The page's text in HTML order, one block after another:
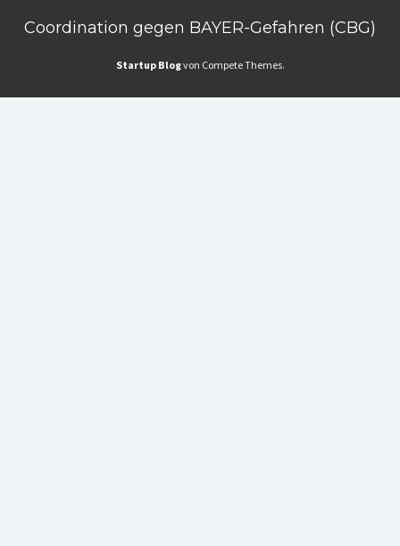
Coordination gegen BAYER-Gefahren (CBG)
Startup Blogvon Compete Themes.